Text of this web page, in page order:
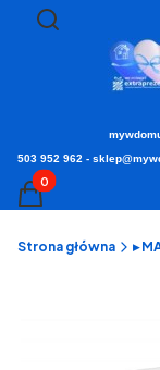
Otwórz
Szukaj
503 952 962 -
Produkty w
Koszyk
Strona główna ▸